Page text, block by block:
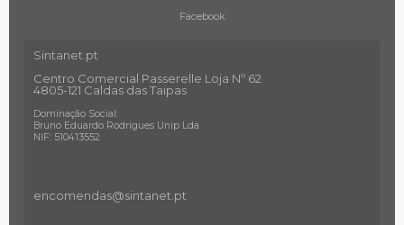
Facebook
Sintanet.pt
Centro Comercial Passerelle Loja Nº 62
4805-121 Caldas das Taipas
Dominação Social:
Bruno Eduardo Rodrigues Unip Lda
NIF: 510413552
encomendas@sintanet .pt